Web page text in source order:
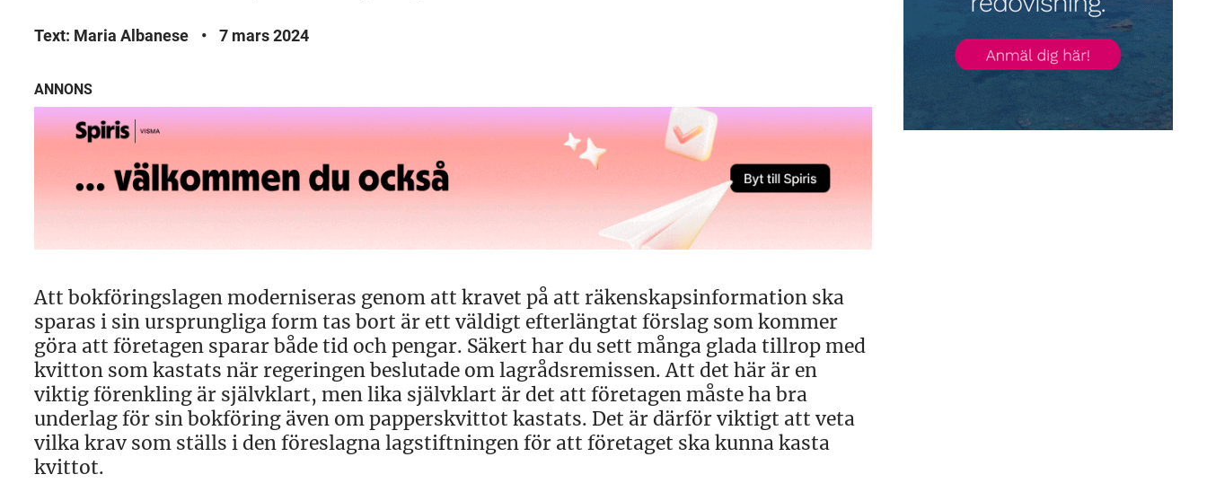
Text: Maria Albanese • 7 mars 2024
ANNONS
Att bokföringslagen moderniseras genom att kravet på att räkenskapsinformation ska
sparas i sin ursprungliga form tas bort är ett väldigt efterlängtat förslag som kommer
göra att företagen sparar både tid och pengar. Säkert har du sett många glada tillrop med
kvitton som kastats när regeringen beslutade om lagrådsremissen. Att det här är en
viktig förenkling är självklart, men lika självklart är det att företagen måste ha bra
underlag för sin bokföring även om papperskvittot kastats. Det är därför viktigt att veta
vilka krav som ställs i den föreslagna lagstiftningen för att företaget ska kunna kasta
kvittot.